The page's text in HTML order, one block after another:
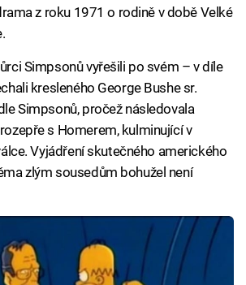
z roku 1971 o rodině v době Velké
Simpsonů vyřešili po svém – v díle
kresleného George Bushe sr.
Simpsonů, pročež následovala
s Homerem, kulminující v
Vyjádření skutečného amerického
zlým sousedům bohužel není